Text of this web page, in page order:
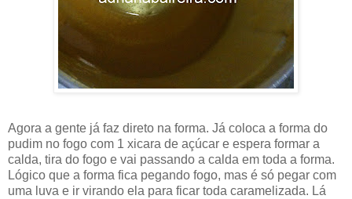
Agora a gente já faz direto na forma. Já coloca a forma do
pudim no fogo com 1 xicara de açúcar e espera formar a
calda, tira do fogo e vai passando a calda em toda a forma.
Lógico que a forma fica pegando fogo, mas é só pegar com
uma luva e ir virando ela para ficar toda caramelizada. Lá